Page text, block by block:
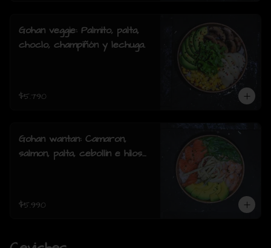
Gohan veggie: Palmito, palta,
choclo, champiñón y lechuga.
$5.790
Gohan wantan: Camaron,
salmon, palta, cebollin e hilos
$5.990